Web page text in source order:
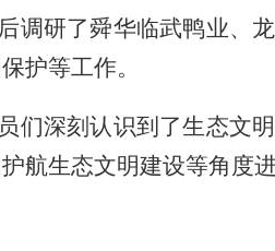
调研了舜华临武鸭业、
护等工作。
们深刻认识到了生态文
航生态文明建设等角度